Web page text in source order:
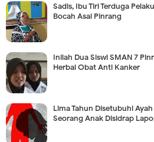
Sadis, Ibu Tiri Terduga
Bocah Asal Pinrang
Inilah Dua Siswi SMAN 7
Herbal Obat Anti Kanker
Lima Tahun Disetubuhi
Seorang Anak Disidrap